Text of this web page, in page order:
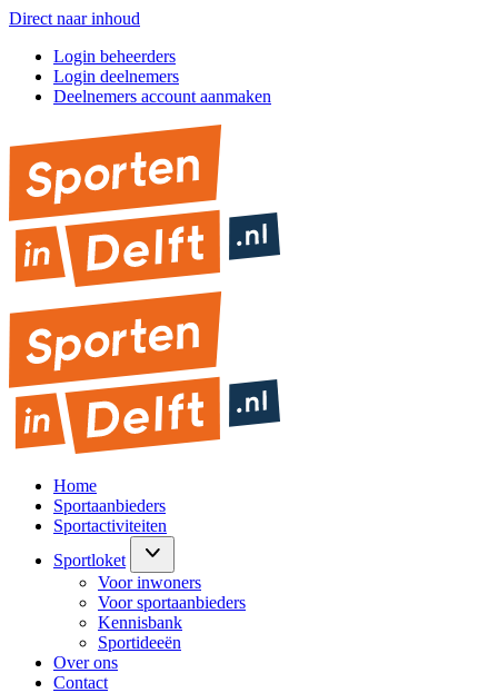
Direct naar inhoud
Login beheerders
Login deelnemers
Deelnemers account aanmaken
Home
Sportaanbieders
Sportactiviteiten
Sportloket
Voor inwoners
Voor sportaanbieders
Kennisbank
Sportideeën
Over ons
Contact